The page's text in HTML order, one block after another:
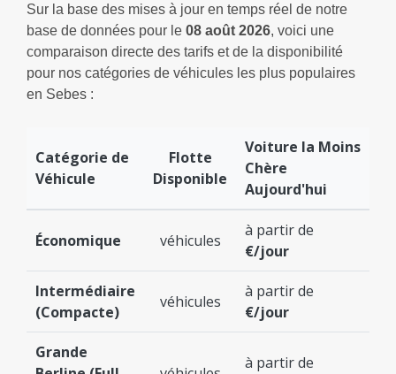
Sur la base des mises à jour en temps réel de notre
base de données pour le 08 août 2026, voici une
comparaison directe des tarifs et de la disponibilité
pour nos catégories de véhicules les plus populaires
en Sebes :
Catégorie de
Véhicule
Flotte
Disponible
Voiture la Moins
Chère
Aujourd'hui
Économique véhicules
à partir de
€/jour
Intermédiaire
(Compacte)
véhicules
à partir de
€/jour
Grande
à partir de